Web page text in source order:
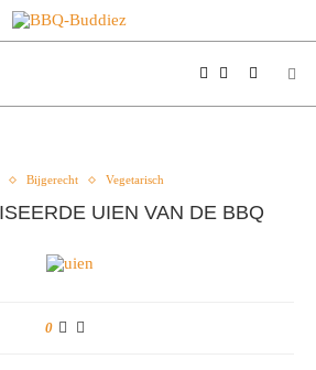
Bijgerecht Vegetarisch
UIEN VAN DE BBQ
0